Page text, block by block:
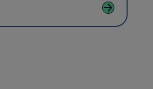
arrow_forward